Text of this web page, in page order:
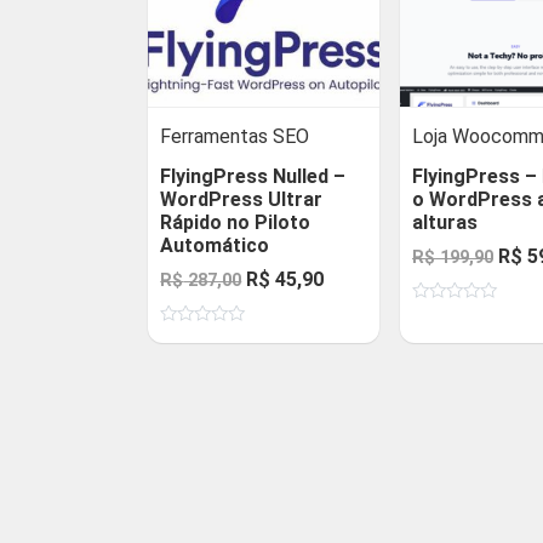
Ferramentas SEO
FlyingPress Nulled –
WordPress Ultrar
Rápido no Piloto
Automático
R$287,00 O
original
R$ 45,90O
atual
Loja
FlyingPress –
o WordPress
alturas
R$199,90 O
R$
de